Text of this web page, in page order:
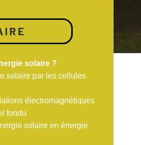
solaire ?
solaire par les cellules
électromagnétiques
fondu
solaire en énergie